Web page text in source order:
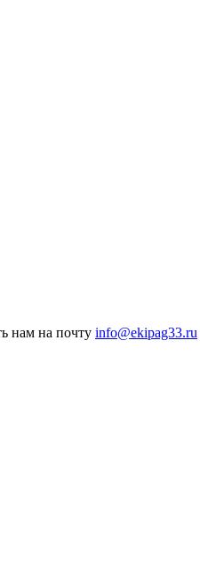
нам на почту info@ekipag33.ru